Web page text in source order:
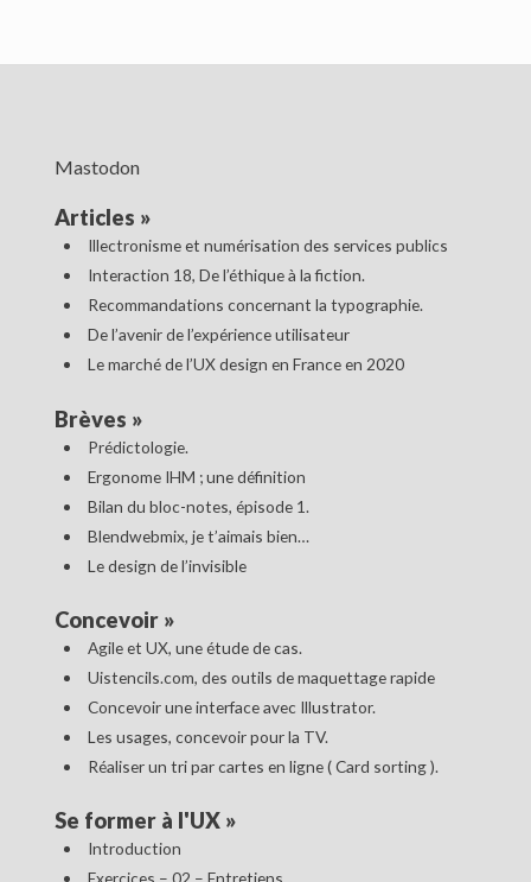
Mastodon
Articles »
Illectronisme et numérisation des services publics
Interaction 18, De l’éthique à la fiction.
Recommandations concernant la typographie.
De l’avenir de l’expérience utilisateur
Le marché de l’UX design en France en 2020
Brèves »
Prédictologie.
Ergonome IHM ; une définition
Bilan du bloc-notes, épisode 1.
Blendwebmix, je t’aimais bien…
Le design de l’invisible
Concevoir»
Agile et UX, une étude de cas.
Uistencils.com, des outils de maquettage rapide
Concevoir une interface avec Illustrator.
Les usages, concevoir pour la TV.
Réaliser un tri par cartes en ligne ( Card sorting ).
Se former à l'UX»
Introduction